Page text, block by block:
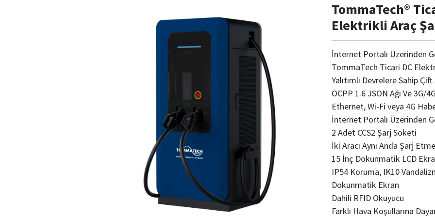
TommaTech®
Elektrikli Araç
İnternet Portalı Üzerinden
TommaTech Ticari DC
Yalıtımlı Devrelere Sahip
OCPP 1.6 JSON Ağı Ve 3G/
Ethernet, Wi-Fi veya 4G
İnternet Portalı Üzerinden
2 Adet CCS2 Şarj Soketi
İki Aracı Aynı Anda Şarj
15 İnç Dokunmatik LCD
IP54 Koruma, IK10
Dokunmatik Ekran
Dahili RFID Okuyucu
Farklı Hava Koşullarına